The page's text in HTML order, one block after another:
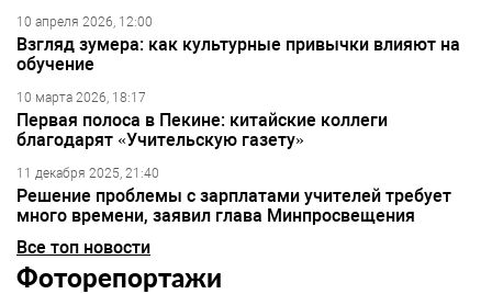
10 апреля 2026, 12:00
Взгляд зумера: как культурные привычки влияют на
обучение
10 марта 2026, 18:17
Первая полоса в Пекине: китайские коллеги
благодарят «Учительскую газету»
11 декабря 2025, 21:40
Решение проблемы с зарплатами учителей требует
много времени, заявил глава Минпросвещения
Все топ новости
Фоторепортажи